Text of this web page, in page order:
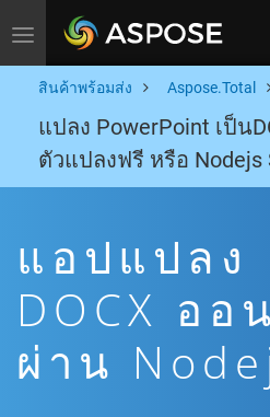
Toggle navigation
สินค้าพร้อมส่ง Aspose.Total
แปลง PowerPoint เป็น
ตัวแปลงฟรี หรือ Nodejs
แอปแปลง
DOCX ออ
ผ่าน